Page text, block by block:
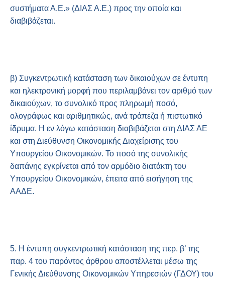
συστήματα Α.Ε.» (ΔΙΑΣ Α.Ε.) προς την οποία και
διαβιβάζεται.
β) Συγκεντρωτική κατάσταση των δικαιούχων σε έντυπη
και ηλεκτρονική μορφή που περιλαμβάνει τον αριθμό των
δικαιούχων, το συνολικό προς πληρωμή ποσό,
ολογράφως και αριθμητικώς, ανά τράπεζα ή πιστωτικό
ίδρυμα. Η εν λόγω κατάσταση διαβιβάζεται στη ΔΙΑΣ ΑΕ
και στη Διεύθυνση Οικονομικής Διαχείρισης του
Υπουργείου Οικονομικών. Το ποσό της συνολικής
δαπάνης εγκρίνεται από τον αρμόδιο διατάκτη του
Υπουργείου Οικονομικών, έπειτα από εισήγηση της
ΑΑΔΕ.
5. Η έντυπη συγκεντρωτική κατάσταση της περ. β’ της
παρ. 4 του παρόντος άρθρου αποστέλλεται μέσω της
Γενικής Διεύθυνσης Οικονομικών Υπηρεσιών (ΓΔΟΥ) του